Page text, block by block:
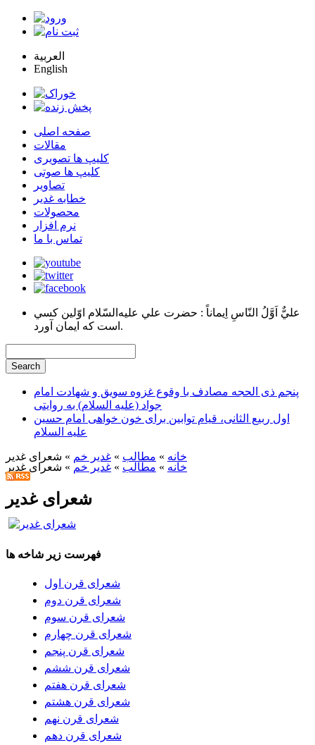
العربية
English
صفحه اصلی
مقالات
کلیپ ها تصویری
کلیپ ها صوتی
تصاویر
خطابه غدیر
محصولات
نرم افزار
تماس با ما
عليٌّ اَوَّلُ النّاسِ اِيماناً : حضرت علي عليه‌السّلام اوّلين كسي
است كه ايمان آورد.
پنجم ذی الحجه مصادف با وقوع غزوه سویق و شهادت امام
جواد (علیه السلام) به روایتی
اول ربیع الثانی، قیام توابین برای خون خواهی امام حسین
علیه السلام
خانه » مطالب » غدیر خم » شعرای غدیر
خانه » مطالب » غدیر خم » شعرای غدیر
شعرای غدیر
فهرست زیر شاخه ها
شعرای قرن اول
شعرای قرن دوم
شعرای قرن سوم
شعرای قرن چهارم
شعرای قرن پنجم
شعرای قرن ششم
شعرای قرن هفتم
شعرای قرن هشتم
شعرای قرن نهم
شعرای قرن دهم